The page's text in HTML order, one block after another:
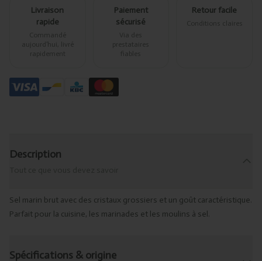
Livraison
rapide
Commandé
aujourd’hui, livré
rapidement
Paiement
sécurisé
Via des
prestataires
fiables
Retour facile
Conditions claires
Description
Sel marin brut avec des cristaux grossiers et un goût caractéristique.
Parfait pour la cuisine, les marinades et les moulins à sel.
Spécifications & origine